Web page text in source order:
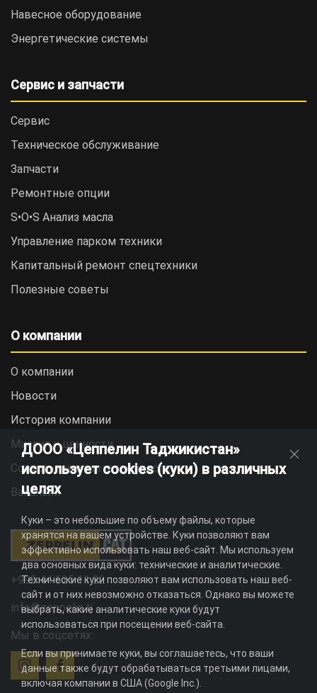
Навесное оборудование
Энергетические системы
Сервис и запчасти
Сервис
Техническое обслуживание
Запчасти
Ремонтные опции
S•O•S Анализ масла
Управление парком техники
Капитальный ремонт спецтехники
Полезные советы
О компании
О компании
Новости
История компании
Миссия и ценности
Социальная ответственность
Вакансии
+992 44 625 11 22
info@zeppelin.tj
Мы в соцсетях:
ДООО «Цеппелин Таджикистан»
использует cookies (куки) в различных
целях
Куки – это небольшие по объему файлы, которые
хранятся на вашем устройстве. Куки позволяют вам
эффективно использовать наш веб-сайт. Мы используем
два основных вида куки: технические и аналитические.
Технические куки позволяют вам использовать наш веб-
сайт и от них невозможно отказаться. Однако вы можете
выбрать, какие аналитические куки будут
использоваться при посещении веб-сайта.
Если вы принимаете куки, вы соглашаетесь, что ваши
данные также будут обрабатываться третьими лицами,
включая компании в США (Google Inc.).